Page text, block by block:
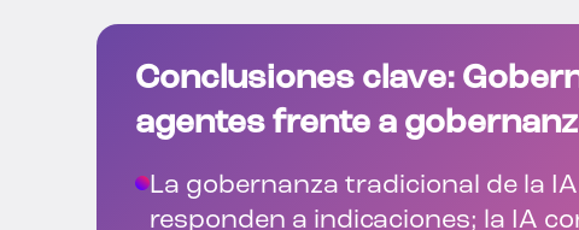
Conclusiones clave:
agentes frente a
La gobernanza tradicional de la
responden a indicaciones; la IA